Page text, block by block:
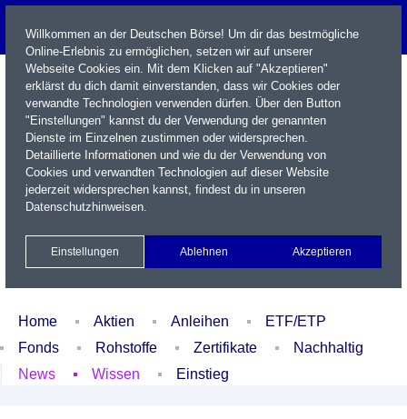
Name / WKN / ISIN / Kürzel
Xetra Realtime
Watchlist Portfolio Login
Home Aktien Anleihen
ETF/ETP
Fonds
Rohstoffe Zertifikate
Nachhaltig
News
Wissen Einstieg
Willkommen an der Deutschen Börse! Um dir das bestmögliche
Online-Erlebnis zu ermöglichen, setzen wir auf unserer
Webseite Cookies ein. Mit dem Klicken auf "Akzeptieren"
erklärst du dich damit einverstanden, dass wir Cookies oder
verwandte Technologien verwenden dürfen. Über den Button
"Einstellungen" kannst du der Verwendung der genannten
Dienste im Einzelnen zustimmen oder widersprechen.
Detaillierte Informationen und wie du der Verwendung von
Cookies und verwandten Technologien auf dieser Website
jederzeit widersprechen kannst, findest du in unseren
Datenschutzhinweisen.
Einstellungen Ablehnen Akzeptieren